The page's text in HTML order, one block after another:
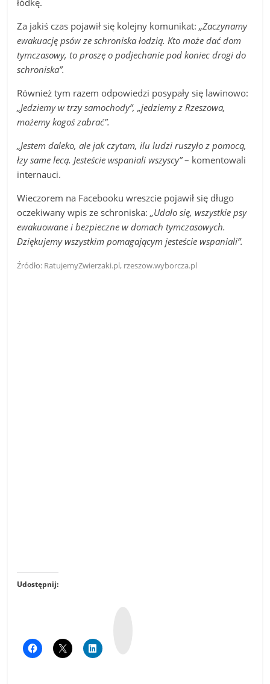
łódkę.
Za jakiś czas pojawił się kolejny komunikat:„Zaczynamy
ewakuację psów ze schroniska łodzią. Kto może dać dom
tymczasowy, to proszę o podjechanie pod koniec drogi do
schroniska”.
Również tym razem odpowiedzi posypały się lawinowo:
„Jedziemy w trzy samochody”, „jedziemy z Rzeszowa,
możemy kogoś zabrać”.
„Jestem daleko, ale jak czytam, ilu ludzi ruszyło z pomocą,
łzy same lecą. Jesteście wspaniali wszyscy”– komentowali
internauci.
Wieczorem na Facebooku wreszcie pojawił się długo
oczekiwany wpis ze schroniska:„Udało się, wszystkie psy
ewakuowane i bezpieczne w domach tymczasowych.
Dziękujemy wszystkim pomagającym jesteście wspaniali”.
Źródło: RatujemyZwierzaki.pl, rzeszow.wyborcza.pl
Udostępnij: